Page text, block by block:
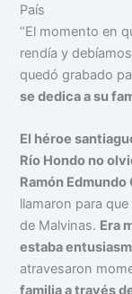
País
“El momento en
rendía y
quedó grabado
se dedica a su
El héroe
Río Hondo no
Ramón Edmundo
llamaron para
de Malvinas. Era
estaba
atravesaron
familia a través